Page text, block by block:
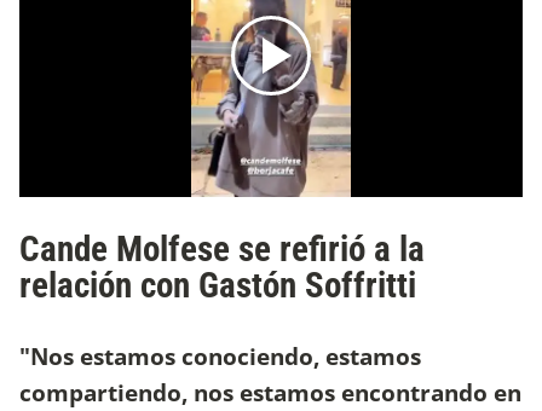
Cande Molfese se refirió a la
relación con Gastón Soffritti
"Nos estamos conociendo, estamos
compartiendo, nos estamos encontrando en